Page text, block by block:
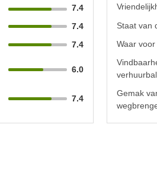
7.4
7.4
7.4
6.0
7.4
Staat van
Waar
Gemak